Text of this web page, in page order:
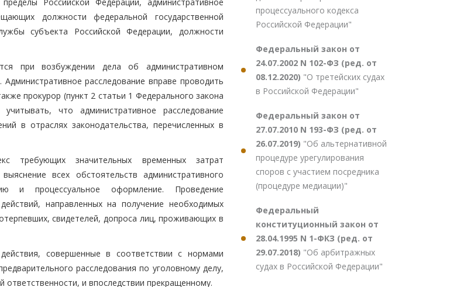
должности федеральной государственной
субъекта Российской Федерации, должности
при возбуждении дела об административном
расследование вправе проводить
прокурор (пункт 2 статьи 1 Федерального закона
что административное расследование
в отраслях законодательства, перечисленных в
требующих значительных временных затрат
всех обстоятельств административного
и процессуальное оформление. Проведение
направленных на получение необходимых
свидетелей, допроса лиц, проживающих в
совершенные в соответствии с нормами
расследования по уголовному делу,
и впоследствии прекращенному.
процессуального кодекса
Российской Федерации"
Федеральный закон от
24.07.2002 N 102-ФЗ (ред. от
08.12.2020) "О третейских судах
в Российской Федерации"
Федеральный закон от
27.07.2010 N 193-ФЗ (ред. от
26.07.2019) "Об альтернативной
процедуре урегулирования
споров с участием посредника
(процедуре медиации)"
Федеральный
конституционный закон от
28.04.1995 N 1-ФКЗ (ред. от
29.07.2018) "Об арбитражных
судах в Российской Федерации"